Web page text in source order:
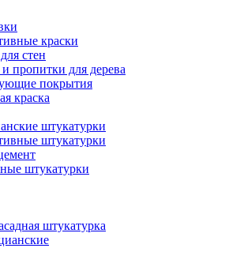
краски
стен
пропитки для дерева
покрытия
краска
штукатурки
штукатурки
штукатурки
штукатурка